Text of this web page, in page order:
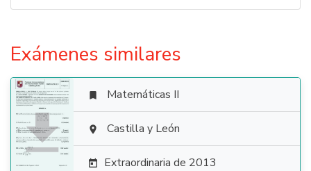
Exámenes similares

 Matemáticas II
 Castilla y León
 Extraordinaria de 2013